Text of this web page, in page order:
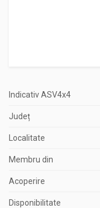
Indicativ ASV4x4
Județ
Localitate
Membru din
Acoperire
Disponibilitate